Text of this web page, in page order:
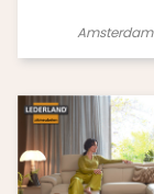
Amsterdam